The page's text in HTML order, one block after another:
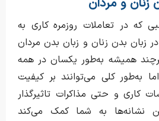
که در تعاملات روزمره کاری به
زبان بدن زنان و زبان بدن مردان
همیشه به‌طور یکسان در همه
به‌طور کلی می‌توانند بر کیفیت
کاری و حتی مذاکرات تاثیرگذار
نشانه‌ها به شما کمک می‌کند